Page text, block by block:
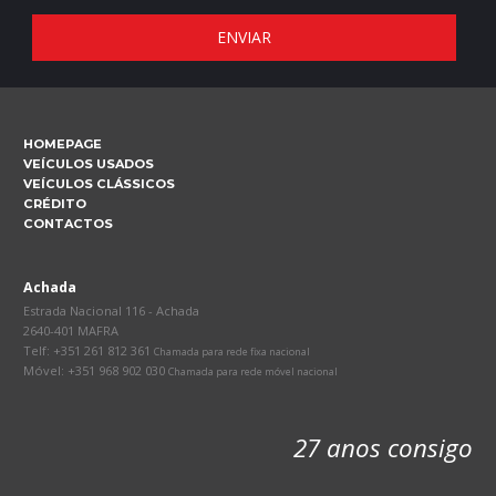
HOMEPAGE
VEÍCULOS USADOS
VEÍCULOS CLÁSSICOS
CRÉDITO
CONTACTOS
Achada
Estrada Nacional 116 - Achada
2640-401 MAFRA
Telf: +351 261 812 361 Chamada para rede fixa nacional
Móvel: +351 968 902 030 Chamada para rede móvel nacional
27 anos consigo